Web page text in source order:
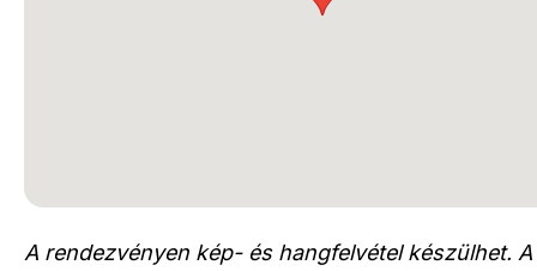
A rendezvényen kép- és hangfelvétel készülhet. A